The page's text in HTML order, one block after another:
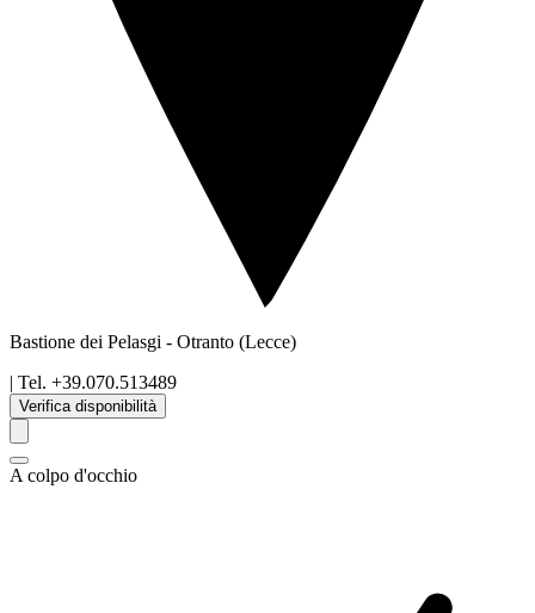
Bastione dei Pelasgi - Otranto (Lecce)
| Tel. +39.070.513489
Verifica disponibilità
A colpo d'occhio